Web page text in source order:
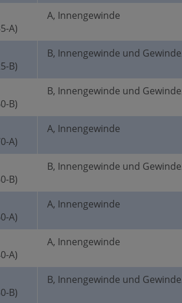
A)
A, Innengewinde
B)
B, Innengewinde und
B)
B, Innengewinde und
A)
A, Innengewinde
B)
B, Innengewinde und
A)
A, Innengewinde
A)
A, Innengewinde
B)
B, Innengewinde und